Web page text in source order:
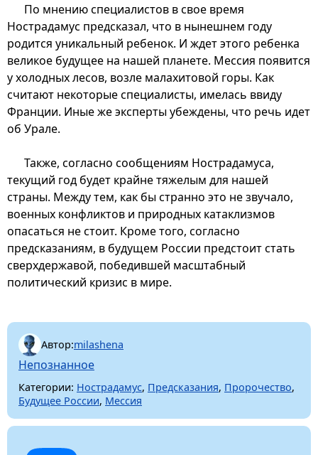
По мнению специалистов в свое время
Нострадамус предсказал, что в нынешнем году
родится уникальный ребенок. И ждет этого ребенка
великое будущее на нашей планете. Мессия появится
у холодных лесов, возле малахитовой горы. Как
считают некоторые специалисты, имелась ввиду
Франции. Иные же эксперты убеждены, что речь идет
об Урале.
Также, согласно сообщениям Нострадамуса,
текущий год будет крайне тяжелым для нашей
страны. Между тем, как бы странно это не звучало,
военных конфликтов и природных катаклизмов
опасаться не стоит. Кроме того, согласно
предсказаниям, в будущем России предстоит стать
сверхдержавой, победившей масштабный
политический кризис в мире.
Автор:milashena
Непознанное
Категории: Нострадамус, Предсказания, Пророчество,
Будущее России, Мессия